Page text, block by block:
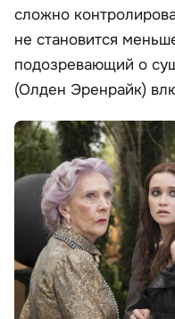
сложно
не становится
подозревающий о
(Олден Эренрайк)